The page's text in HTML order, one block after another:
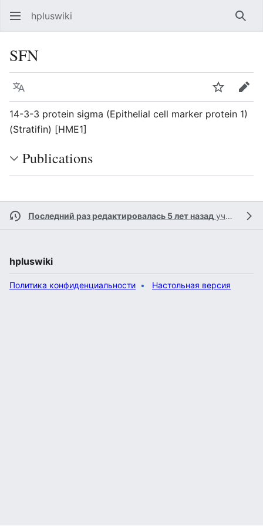
hpluswiki
SFN
Язык Следить
14-3-3 protein sigma (Epithelial cell marker protein 1)
(Stratifin) [HME1]
Publications
Последний раз редактировалась 5 лет назад участником
hpluswiki
Политика конфиденциальности Настольная версия